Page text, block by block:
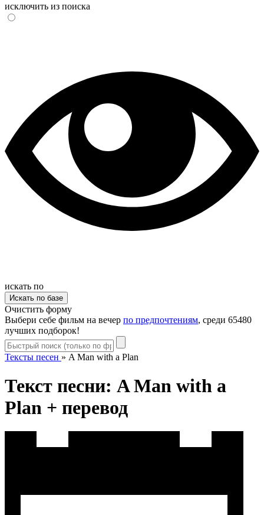
исключить из поиска
искать по
Очистить форму
Выбери себе фильм на вечер по предпочтениям, среди 65480
лучших подборок!
Тексты песен » A Man with a Plan
Текст песни: A Man with a
Plan + перевод